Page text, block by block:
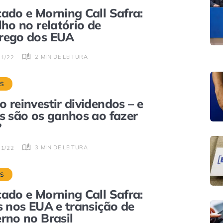
e Morning Call Safra:
no relatório de
dos EUA
22 2 MIN DE LEITURA
reinvestir dividendos – e
são os ganhos ao fazer
22 3 MIN DE LEITURA
e Morning Call Safra:
nos EUA e transição de
no Brasil